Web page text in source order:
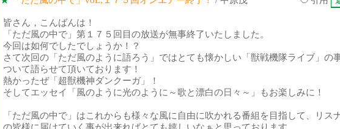
皆さん，こんばんは！
「ただ風の中で」第１７５回目の放送が無事終了いたしました。
今回は如何でしたでしょうか！？
さて次回の「ただ風のように語ろう」ではとても懐かしい「獣戦機隊ライブ」の
ついて語らせて頂いております！
熱かったぜ「超獣機神ダンクーガ」！
そしてエッセイ「風のように光のように～歌と漂白の日々～」もお楽しみに！
「ただ風の中で」はこれからも様々な風に自由に吹かれる番組を目指して、リス
の皆様に届けていく事が出来ればとても嬉しいなぁと思っております。